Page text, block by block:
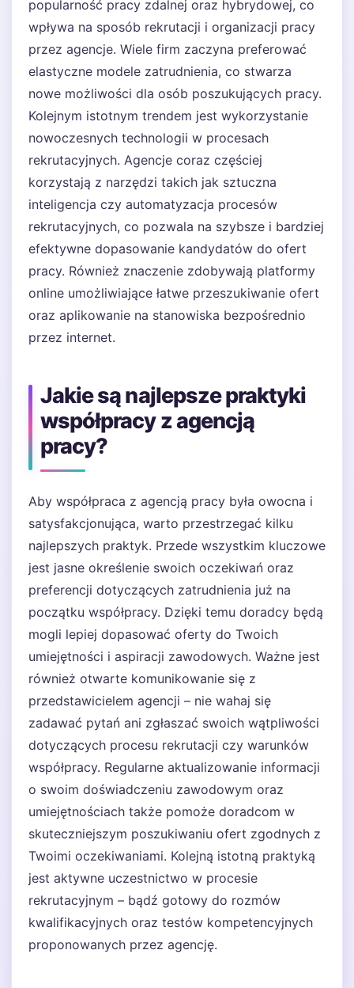
popularność pracy zdalnej oraz hybrydowej, co
wpływa na sposób rekrutacji i organizacji pracy
przez agencje. Wiele firm zaczyna preferować
elastyczne modele zatrudnienia, co stwarza
nowe możliwości dla osób poszukujących pracy.
Kolejnym istotnym trendem jest wykorzystanie
nowoczesnych technologii w procesach
rekrutacyjnych. Agencje coraz częściej
korzystają z narzędzi takich jak sztuczna
inteligencja czy automatyzacja procesów
rekrutacyjnych, co pozwala na szybsze i bardziej
efektywne dopasowanie kandydatów do ofert
pracy. Również znaczenie zdobywają platformy
online umożliwiające łatwe przeszukiwanie ofert
oraz aplikowanie na stanowiska bezpośrednio
przez internet.
Jakie są najlepsze praktyki
współpracy z agencją
pracy?
Aby współpraca z agencją pracy była owocna i
satysfakcjonująca, warto przestrzegać kilku
najlepszych praktyk. Przede wszystkim kluczowe
jest jasne określenie swoich oczekiwań oraz
preferencji dotyczących zatrudnienia już na
początku współpracy. Dzięki temu doradcy będą
mogli lepiej dopasować oferty do Twoich
umiejętności i aspiracji zawodowych. Ważne jest
również otwarte komunikowanie się z
przedstawicielem agencji – nie wahaj się
zadawać pytań ani zgłaszać swoich wątpliwości
dotyczących procesu rekrutacji czy warunków
współpracy. Regularne aktualizowanie informacji
o swoim doświadczeniu zawodowym oraz
umiejętnościach także pomoże doradcom w
skuteczniejszym poszukiwaniu ofert zgodnych z
Twoimi oczekiwaniami. Kolejną istotną praktyką
jest aktywne uczestnictwo w procesie
rekrutacyjnym – bądź gotowy do rozmów
kwalifikacyjnych oraz testów kompetencyjnych
proponowanych przez agencję.